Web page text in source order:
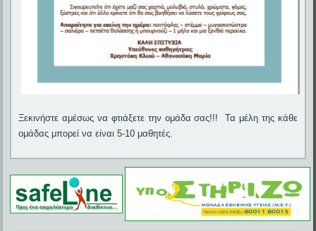
Ξεκινήστε αμέσως να φτιάξετε την ομάδα σας!!! Τα μέλη της κάθε
ομάδας μπορεί να είναι 5-10 μαθητές.